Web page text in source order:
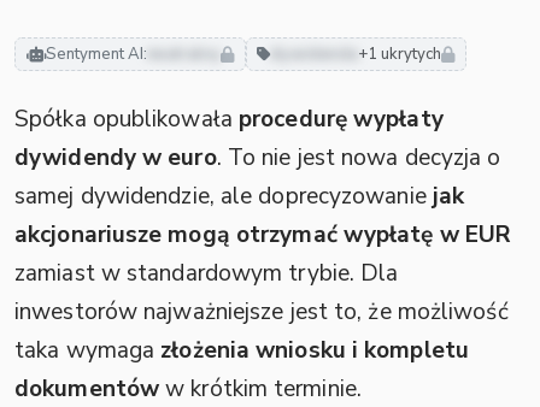
Sentyment AI: neutralny +1 ukrytych
Spółka opublikowała procedurę wypłaty
dywidendy w euro. To nie jest nowa decyzja o
samej dywidendzie, ale doprecyzowaniejak
akcjonariusze mogą otrzymać wypłatę w EUR
zamiast w standardowym trybie. Dla
inwestorów najważniejsze jest to, że możliwość
taka wymaga złożenia wniosku i kompletu
dokumentóww krótkim terminie.